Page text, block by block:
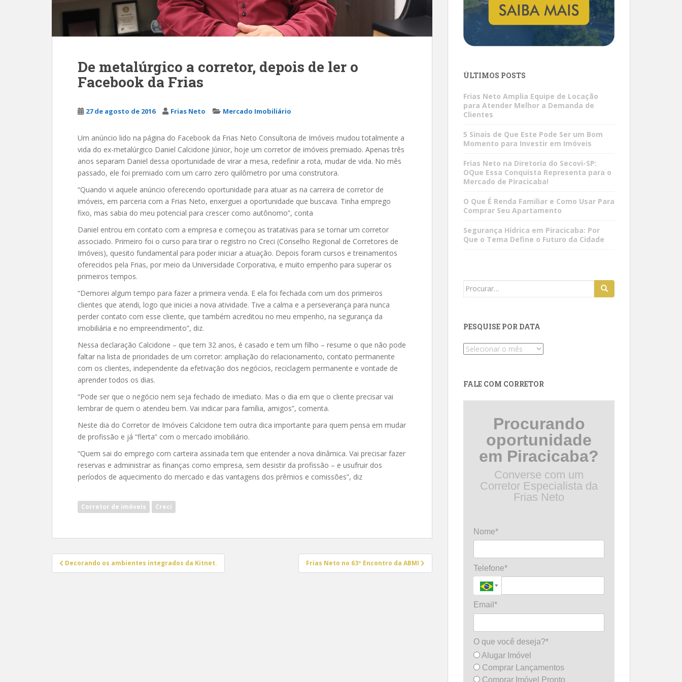
De metalúrgico a corretor, depois de ler o
Facebook da Frias
27 de agosto de 2016 Frias Neto Mercado Imobiliário
Um anúncio lido na página do Facebook da Frias Neto Consultoria de Imóveis mudou totalmente a
vida do ex-metalúrgico Daniel Calcidone Júnior, hoje um corretor de imóveis premiado. Apenas três
anos separam Daniel dessa oportunidade de virar a mesa, redefinir a rota, mudar de vida. No mês
passado, ele foi premiado com um carro zero quilômetro por uma construtora.
“Quando vi aquele anúncio oferecendo oportunidade para atuar as na carreira de corretor de
imóveis, em parceria com a Frias Neto, enxerguei a oportunidade que buscava. Tinha emprego
fixo, mas sabia do meu potencial para crescer como autônomo”, conta
Daniel entrou em contato com a empresa e começou as tratativas para se tornar um corretor
associado. Primeiro foi o curso para tirar o registro no Creci (Conselho Regional de Corretores de
Imóveis), quesito fundamental para poder iniciar a atuação. Depois foram cursos e treinamentos
oferecidos pela Frias, por meio da Universidade Corporativa, e muito empenho para superar os
primeiros tempos.
“Demorei algum tempo para fazer a primeira venda. E ela foi fechada com um dos primeiros
clientes que atendi, logo que iniciei a nova atividade. Tive a calma e a perseverança para nunca
perder contato com esse cliente, que também acreditou no meu empenho, na segurança da
imobiliária e no empreendimento”, diz.
Nessa declaração Calcidone – que tem 32 anos, é casado e tem um filho – resume o que não pode
faltar na lista de prioridades de um corretor: ampliação do relacionamento, contato permanente
com os clientes, independente da efetivação dos negócios, reciclagem permanente e vontade de
aprender todos os dias.
“Pode ser que o negócio nem seja fechado de imediato. Mas o dia em que o cliente precisar vai
lembrar de quem o atendeu bem. Vai indicar para família, amigos”, comenta.
Neste dia do Corretor de Imóveis Calcidone tem outra dica importante para quem pensa em mudar
de profissão e já “flerta” com o mercado imobiliário.
“Quem sai do emprego com carteira assinada tem que entender a nova dinâmica. Vai precisar fazer
reservas e administrar as finanças como empresa, sem desistir da profissão – e usufruir dos
períodos de aquecimento do mercado e das vantagens dos prêmios e comissões”, diz
Corretor de imóveis Creci
Navegação
de
Decorando os ambientes integrados da Kitnet. Frias Neto no 63º Encontro da ABMI
ÚLTIMOS POSTS
Frias Neto Amplia Equipe de Locação
para Atender Melhor a Demanda de
Clientes
5 Sinais de Que Este Pode Ser um Bom
Momento para Investir em Imóveis
Frias Neto na Diretoria do Secovi-SP:
OQue Essa Conquista Representa para o
Mercado de Piracicaba!
O Que É Renda Familiar e Como Usar Para
Comprar Seu Apartamento
Segurança Hídrica em Piracicaba: Por
Que o Tema Define o Futuro da Cidade
Search
PESQUISE POR DATA
Pesquise
FALE COM CORRETOR
Procurando
oportunidade
em Piracicaba?
Converse com um
Corretor Especialista da
Frias Neto
Nome*
Telefone*
Email*
O que você deseja?*
Alugar Imóvel
Comprar Lançamentos
Comprar Imóvel Pronto